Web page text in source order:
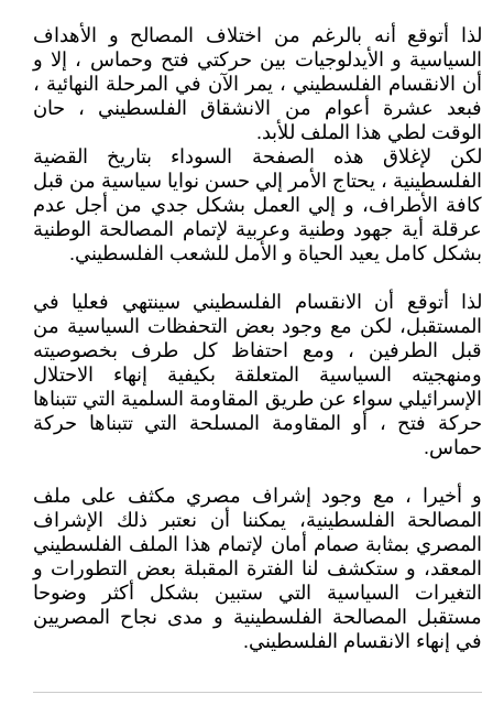
لذا أتوقع أنه بالرغم من اختلاف المصالح و الأهداف
السياسية و الأيدلوجيات بين حركتي فتح وحماس ، إلا و
أن الانقسام الفلسطيني ، يمر الآن في المرحلة النهائية ،
فبعد عشرة أعوام من الانشقاق الفلسطيني ، حان
الوقت لطي هذا الملف للأبد.
لكن لإغلاق هذه الصفحة السوداء بتاريخ القضية
الفلسطينية ، يحتاج الأمر إلي حسن نوايا سياسية من قبل
كافة الأطراف، و إلي العمل بشكل جدي من أجل عدم
عرقلة أية جهود وطنية وعربية لإتمام المصالحة الوطنية
بشكل كامل يعيد الحياة و الأمل للشعب الفلسطيني.
لذا أتوقع أن الانقسام الفلسطيني سينتهي فعليا في
المستقبل، لكن مع وجود بعض التحفظات السياسية من
قبل الطرفين ، ومع احتفاظ كل طرف بخصوصيته
ومنهجيته السياسية المتعلقة بكيفية إنهاء الاحتلال
الإسرائيلي سواء عن طريق المقاومة السلمية التي تتبناها
حركة فتح ، أو المقاومة المسلحة التي تتبناها حركة
حماس.
و أخيرا ، مع وجود إشراف مصري مكثف على ملف
المصالحة الفلسطينية، يمكننا أن نعتبر ذلك الإشراف
المصري بمثابة صمام أمان لإتمام هذا الملف الفلسطيني
المعقد، و ستكشف لنا الفترة المقبلة بعض التطورات و
التغيرات السياسية التي ستبين بشكل أكثر وضوحا
مستقبل المصالحة الفلسطينية و مدى نجاح المصريين
في إنهاء الانقسام الفلسطيني.